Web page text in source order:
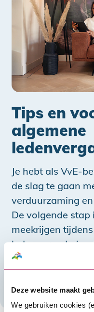
Deze website maakt
We gebruiken cookies
Tips en
algemene
Je hebt als VvE-
de slag te gaan
verduurzaming
De volgende stap
meekrijgen
ledenvergadering
Tips en
Ga aan de slag!